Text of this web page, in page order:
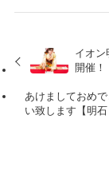
イオン
開催！
あけましておめ
い致します【明石